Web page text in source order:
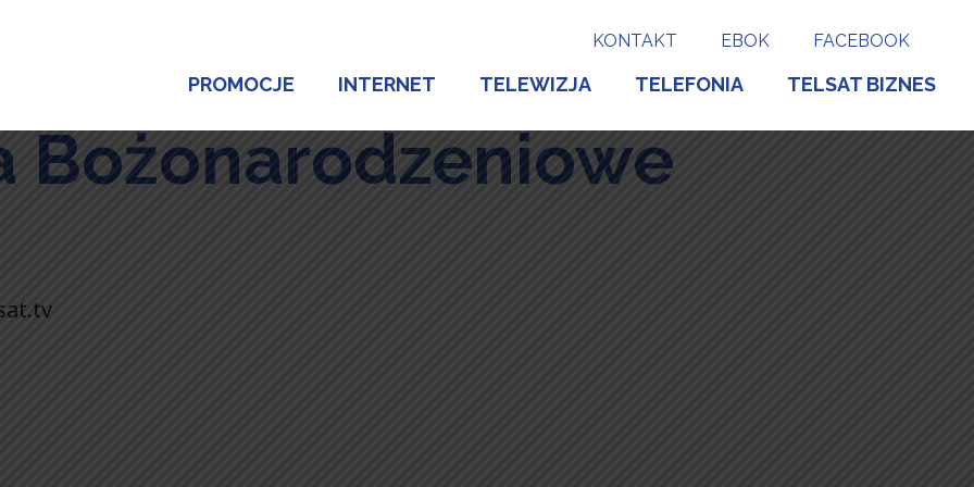
KONTAKT EBOK FACEBOOK
PROMOCJE INTERNET TELEWIZJA TELEFONIA TELSAT BIZNES
Bożonarodzeniowe